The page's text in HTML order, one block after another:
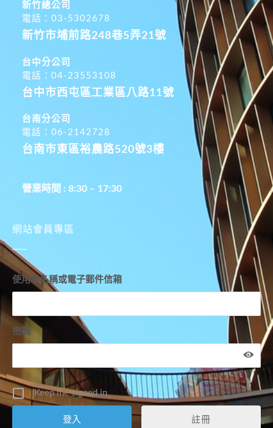
新竹總公司
電話：03-5302678
新竹市埔前路248巷5弄21號
台中分公司
電話：04-23553108
台中市西屯區工業區八路11號
台南分公司
電話：06-2142728
台南市東區裕農路520號3樓
營業時間 : 8:30 – 17:30
網站會員專區
使用者名稱或電子郵件信箱
密碼
Keep me signed in
註冊